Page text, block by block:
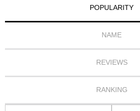
POPULARITY
NAME
REVIEWS
RANKING